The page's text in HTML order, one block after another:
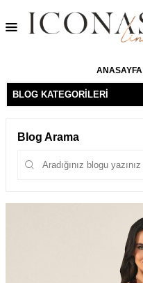
ANASAYFA
BLOG KATEGORILERI
Blog Arama